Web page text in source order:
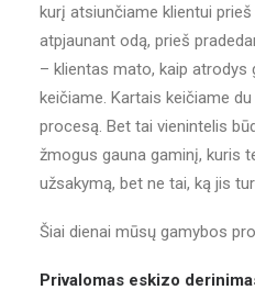
kurį atsiunčiame klientui
atpjaunant odą, prieš
– klientas mato, kaip atrodys
keičiame. Kartais keičiame
procesą. Bet tai vienintelis
žmogus gauna gaminį, kuris
užsakymą, bet ne tai, ką jis
Šiai dienai mūsų gamybos
Privalomas eskizo